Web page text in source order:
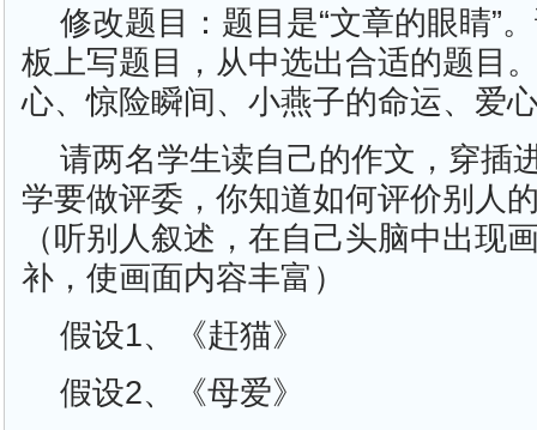
修改题目：题目是“文章的眼睛”
板上写题目，从中选出合适的题目
心、惊险瞬间、小燕子的命运、
请两名学生读自己的作文，穿插
学要做评委，你知道如何评价别人
（听别人叙述，在自己头脑中出现
补，使画面内容丰富）
假设1、《赶猫》
假设2、《母爱》